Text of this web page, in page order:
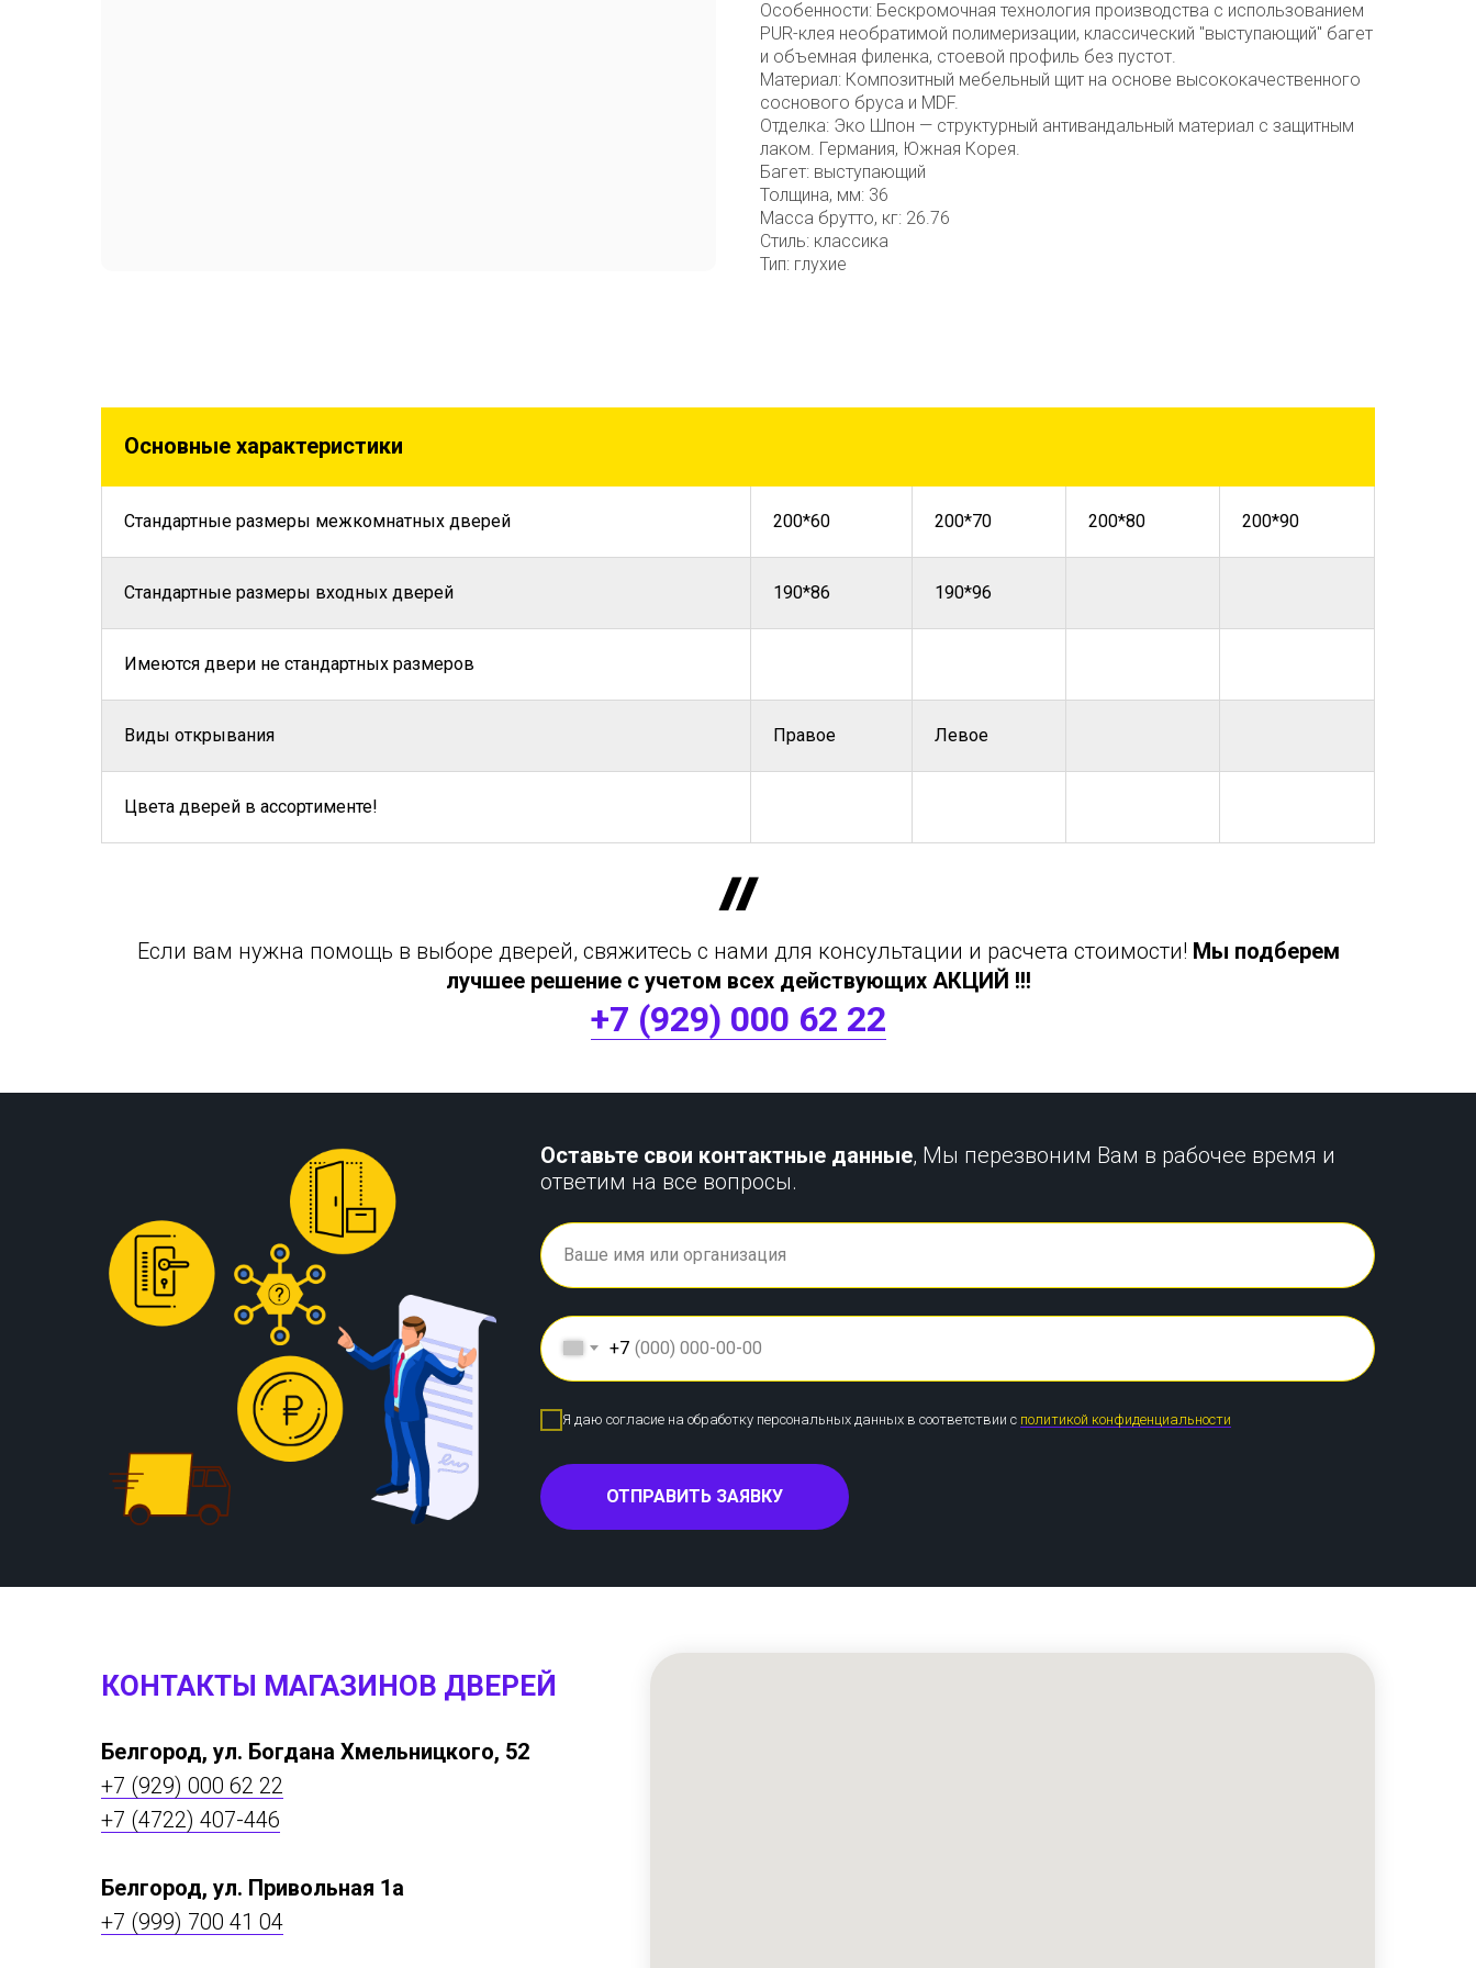
Особенности: Бескромочная технология производства с использованием
PUR-клея необратимой полимеризации, классический "выступающий" багет
и объемная филенка, стоевой профиль без пустот.
Материал: Композитный мебельный щит на основе высококачественного
соснового бруса и MDF.
Отделка: Эко Шпон — структурный антивандальный материал с защитным
лаком. Германия, Южная Корея.
Багет: выступающий
Толщина, мм: 36
Масса брутто, кг: 26.76
Стиль: классика
Тип: глухие
Основные характеристики
Стандартные размеры межкомнатных дверей 200*60 200*70 200*80 200*90
Стандартные размеры входных дверей 190*86 190*96
Имеются двери не стандартных размеров
Виды открывания Правое Левое
Цвета дверей в ассортименте!
Если вам нужна помощь в выборе дверей, свяжитесь с нами для консультации и расчета стоимости! Мы подберем
лучшее решение с учетом всех действующих АКЦИЙ !!!
+7 (929) 000 62 22
Оставьте свои контактные данные, Мы перезвоним Вам в рабочее время и
ответим на все вопросы.
+7
Я даю согласие на обработку персональных данных в соответствии с политикой конфиденциальности
ОТПРАВИТЬ ЗАЯВКУ
КОНТАКТЫ МАГАЗИНОВ ДВЕРЕЙ
Белгород, ул. Богдана Хмельницкого, 52
+7 (929) 000 62 22
+7 (4722) 407-446
Белгород, ул. Привольная 1а
+7 (999) 700 41 04